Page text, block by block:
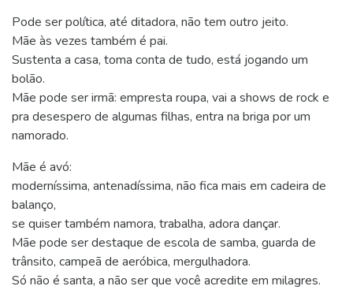
Pode ser política, até ditadora, não tem outro jeito.
Mãe às vezes também é pai.
Sustenta a casa, toma conta de tudo, está jogando um
bolão.
Mãe pode ser irmã: empresta roupa, vai a shows de rock e
pra desespero de algumas filhas, entra na briga por um
namorado.
Mãe é avó:
moderníssima, antenadíssima, não fica mais em cadeira de
balanço,
se quiser também namora, trabalha, adora dançar.
Mãe pode ser destaque de escola de samba, guarda de
trânsito, campeã de aeróbica, mergulhadora.
Só não é santa, a não ser que você acredite em milagres.